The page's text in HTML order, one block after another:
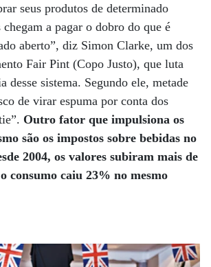
seus produtos de determinado
a pagar o dobro do que é
aberto”, diz Simon Clarke, um dos
Fair Pint (Copo Justo), que luta
desse sistema. Segundo ele, metade
de virar espuma por conta dos
Outro fator que impulsiona os
são os impostos sobre bebidas no
2004, os valores subiram mais de
consumo caiu 23% no mesmo